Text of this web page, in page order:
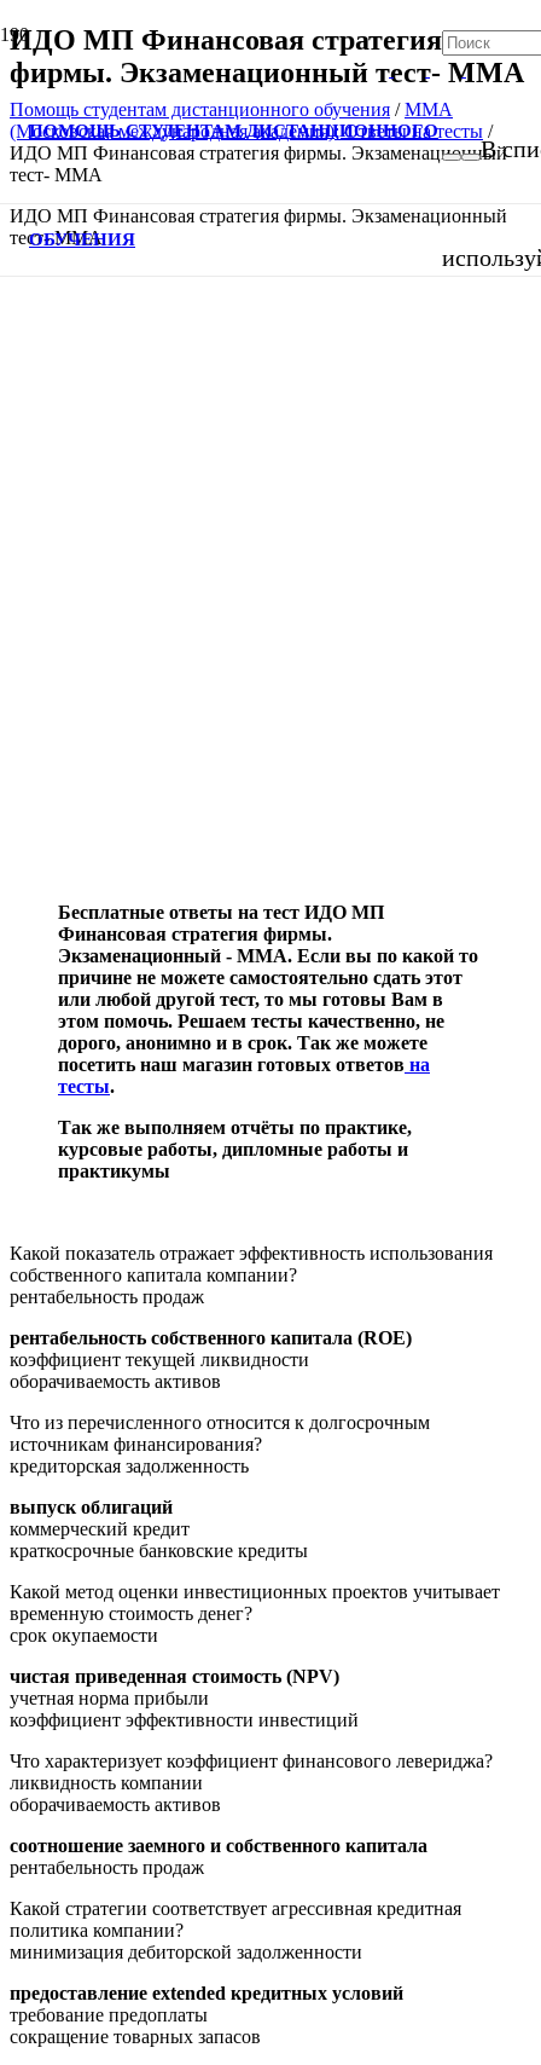
ПОМОЩЬ СТУДЕНТАМ ДИСТАНЦИОННОГО
ОБУЧЕНИЯ
В
ИДО МП Финансовая стратегия
фирмы. Экзаменационный тест- ММА
Помощь студентам дистанционного обучения /ММА
(Московская международная академия): Ответы на тесты /
ИДО МП Финансовая стратегия фирмы. Экзаменационный
тест- ММА
ИДО МП Финансовая стратегия фирмы. Экзаменационный
тест- ММА
Бесплатные ответы на тест ИДО МП
Финансовая стратегия фирмы.
Экзаменационный - ММА. Если вы по какой то
причине не можете самостоятельно сдать этот
или любой другой тест, то мы готовы Вам в
этом помочь. Решаем тесты качественно, не
дорого, анонимно и в срок. Так же можете
посетить наш магазин готовых ответов на
тесты.
Так же выполняем отчёты по практике,
курсовые работы, дипломные работы и
практикумы
Какой показатель отражает эффективность использования
собственного капитала компании?
рентабельность продаж
рентабельность собственного капитала (ROE)
коэффициент текущей ликвидности
оборачиваемость активов
Что из перечисленного относится к долгосрочным
источникам финансирования?
кредиторская задолженность
выпуск облигаций
коммерческий кредит
краткосрочные банковские кредиты
Какой метод оценки инвестиционных проектов учитывает
временную стоимость денег?
срок окупаемости
чистая приведенная стоимость (NPV)
учетная норма прибыли
коэффициент эффективности инвестиций
Что характеризует коэффициент финансового левериджа?
ликвидность компании
оборачиваемость активов
соотношение заемного и собственного капитала
рентабельность продаж
Какой стратегии соответствует агрессивная кредитная
политика компании?
минимизация дебиторской задолженности
предоставление extended кредитных условий
требование предоплаты
сокращение товарных запасов